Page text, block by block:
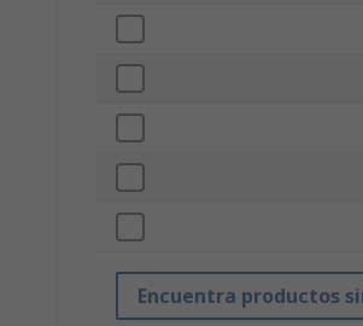
Encuentra productos